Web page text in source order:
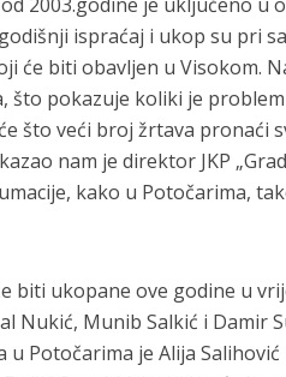
ispraćaj i ukop su pri
će biti obavljen u Visokom.
što pokazuje koliki je
što veći broj žrtava pronaći
nam je direktor JKP
kako u Potočarima,
biti ukopane ove godine u
Nukić, Munib Salkić i Damir
Potočarima je Alija